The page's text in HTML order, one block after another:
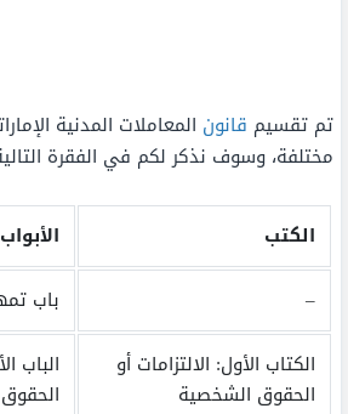
تم تقسيم قانون المعاملات المدنية
مختلفة، وسوف نذكر لكم في الفقرة
الكتب
الأبواب
–
باب
الكتاب الأول: الالتزامات أو
الحقوق الشخصية
الباب